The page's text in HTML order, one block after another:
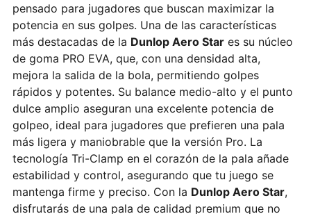
pensado para jugadores que buscan maximizar la
potencia en sus golpes. Una de las características
más destacadas de la Dunlop Aero Stares su núcleo
de goma PRO EVA, que, con una densidad alta,
mejora la salida de la bola, permitiendo golpes
rápidos y potentes. Su balance medio-alto y el punto
dulce amplio aseguran una excelente potencia de
golpeo, ideal para jugadores que prefieren una pala
más ligera y maniobrable que la versión Pro. La
tecnología Tri-Clamp en el corazón de la pala añade
estabilidad y control, asegurando que tu juego se
mantenga firme y preciso. Con la Dunlop Aero Star,
disfrutarás de una pala de calidad premium que no